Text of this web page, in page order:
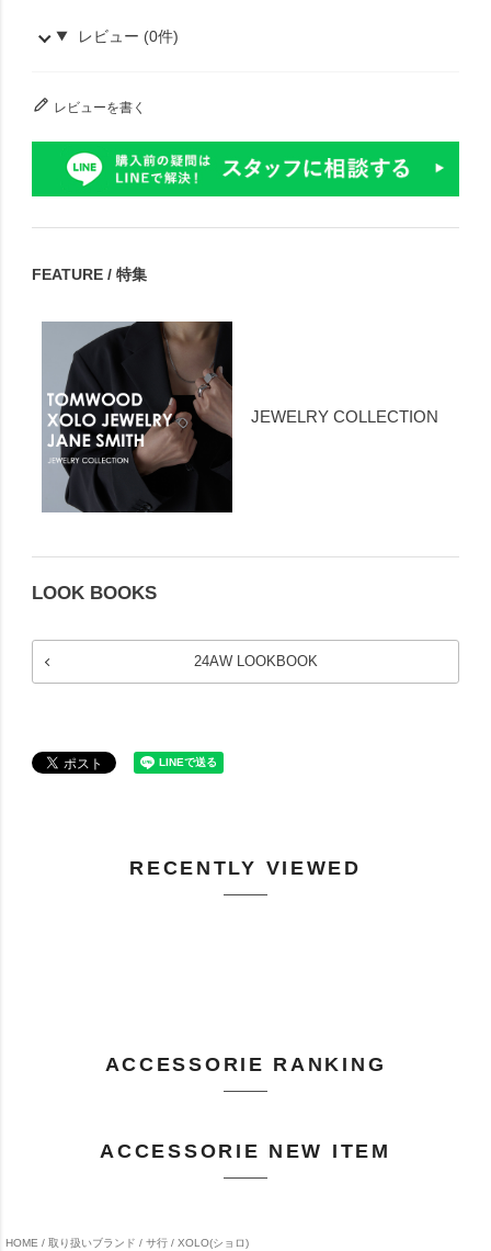
レビュー (0件)
レビューを書く
FEATURE / 特集
JEWELRY COLLECTION
LOOK BOOKS
24AW LOOKBOOK
RECENTLY VIEWED
ACCESSORIE RANKING
ACCESSORIE NEW ITEM
HOME 取り扱いブランド サ行 XOLO(ショロ)